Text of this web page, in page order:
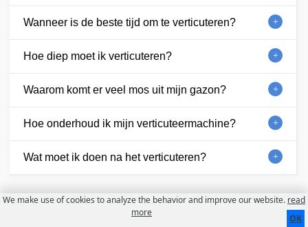
Wanneer is de beste tijd om te verticuteren?
Hoe diep moet ik verticuteren?
Waarom komt er veel mos uit mijn gazon?
Hoe onderhoud ik mijn verticuteermachine?
Wat moet ik doen na het verticuteren?
Gebruiksvoorwaarden
We make use of cookies to analyze the behavior and improve our website. read
more
OK